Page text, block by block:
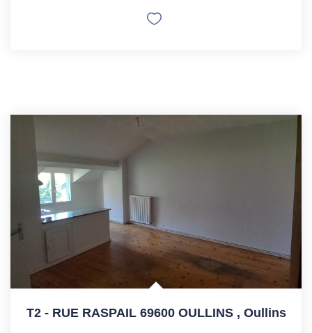
T2 - RUE RASPAIL 69600 OULLINS , Oullins